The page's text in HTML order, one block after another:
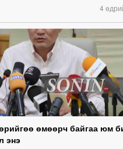
4
өмөөрч байгаа юм
энэ